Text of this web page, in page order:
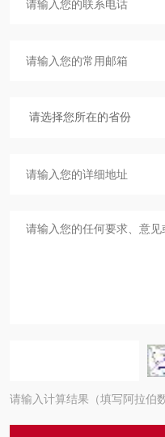
请输入计算结果（填写阿拉伯